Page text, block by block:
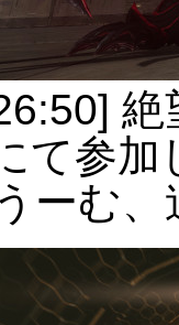
絶
て参加
ーむ